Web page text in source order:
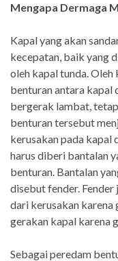
Mengapa Dermaga
Kapal yang akan
kecepatan, baik yang
oleh kapal tunda.
benturan antara kapal
bergerak lambat,
benturan tersebut
kerusakan pada kapal
harus diberi bantalan
benturan. Bantalan
disebut fender.
dari kerusakan karena
gerakan kapal karena
Sebagai peredam